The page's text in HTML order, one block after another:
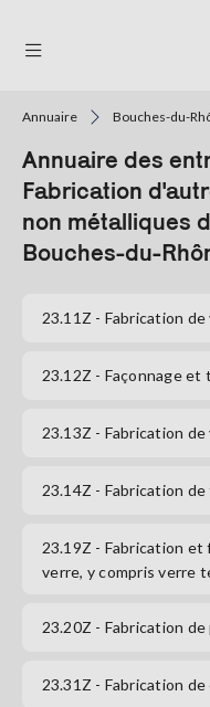
RÉGIONS
FORMATS
SERVICES
GAZETTE
connecter
S'abonner
Annuaire Bouches-du-
Annuaire des
Fabrication
non métalliques
Bouches-du-
23.11Z - Fabrication
23.12Z - Façonnage
23.13Z - Fabrication
23.14Z - Fabrication
23.19Z - Fabrication et
verre, y compris verre
23.20Z - Fabrication
23.31Z - Fabrication